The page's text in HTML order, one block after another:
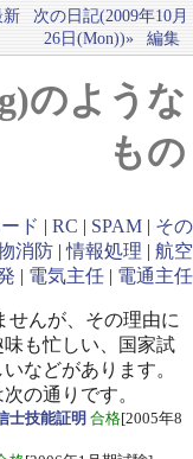
新
次の日記(2009年10月
26日(Mon))»
編集
のような
もの
ド | RC | SPAM | その
消防 |情報処理 | 航空
| 電気主任 | 電通主任
せんが、その理由に
も忙しい、国家試
などがあります。
の通りです。
士技能証明 合格[2005年8